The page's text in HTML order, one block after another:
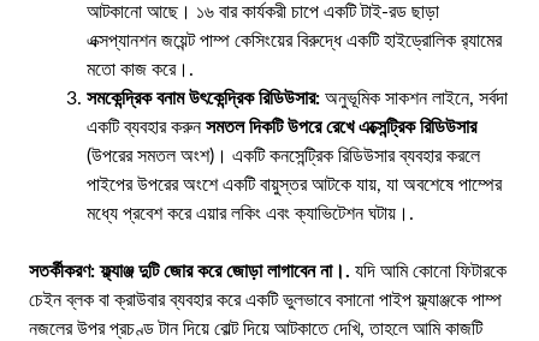
আটকানো আছে। ১৬ বার কার্যকরী চাপে একটি টাই-রড ছাড়া
এক্সপ্যানশন জয়েন্ট পাম্প কেসিংয়ের বিরুদ্ধে একটি হাইড্রোলিক র‍্যামের
মতো কাজ করে।.
সমকেন্দ্রিক বনাম উৎকেন্দ্রিক রিডিউসার: অনুভূমিক সাকশন লাইনে, সর্বদা
একটি ব্যবহার করুনসমতল দিকটি উপরে রেখে এক্সেন্ট্রিক রিডিউসার
(উপরের সমতল অংশ)। একটি কনসেন্ট্রিক রিডিউসার ব্যবহার করলে
পাইপের উপরের অংশে একটি বায়ুস্তর আটকে যায়, যা অবশেষে পাম্পের
মধ্যে প্রবেশ করে এয়ার লকিং এবং ক্যাভিটেশন ঘটায়।.
সতর্কীকরণ: ফ্ল্যাঞ্জ দুটি জোর করে জোড়া লাগাবেন না।. যদি আমি কোনো ফিটারকে
চেইন ব্লক বা ক্রাউবার ব্যবহার করে একটি ভুলভাবে বসানো পাইপ ফ্ল্যাঞ্জকে পাম্প
নজলের উপর প্রচণ্ড টান দিয়ে বোল্ট দিয়ে আটকাতে দেখি, তাহলে আমি কাজটি